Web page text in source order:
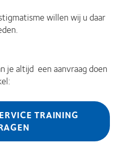
willen wij u daar
je altijd een aanvraag doen
TRAINING